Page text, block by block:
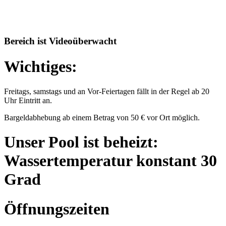
Bereich ist Videoüberwacht
Wichtiges:
Freitags, samstags und an Vor-Feiertagen fällt in der Regel ab 20
Uhr Eintritt an.
Bargeldabhebung ab einem Betrag von 50 € vor Ort möglich.
Unser Pool ist beheizt:
Wassertemperatur konstant 30
Grad
Öffnungszeiten